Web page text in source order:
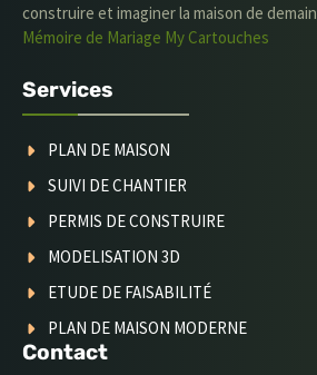
construire et imaginer la maison de demain
Mémoire de Mariage My Cartouches
Services
PLAN DE MAISON
SUIVI DE CHANTIER
PERMIS DE CONSTRUIRE
MODELISATION 3D
ETUDE DE FAISABILITÉ
PLAN DE MAISON MODERNE
Contact